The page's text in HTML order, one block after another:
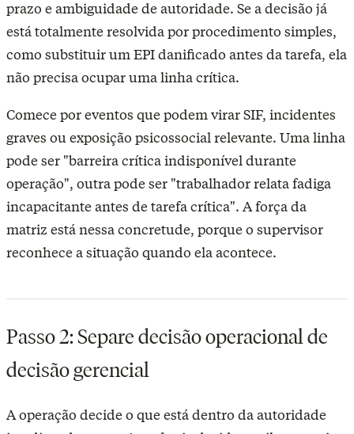
prazo e ambiguidade de autoridade. Se a decisão já
está totalmente resolvida por procedimento simples,
como substituir um EPI danificado antes da tarefa, ela
não precisa ocupar uma linha crítica.
Comece por eventos que podem virar SIF, incidentes
graves ou exposição psicossocial relevante. Uma linha
pode ser "barreira crítica indisponível durante
operação", outra pode ser "trabalhador relata fadiga
incapacitante antes de tarefa crítica". A força da
matriz está nessa concretude, porque o supervisor
reconhece a situação quando ela acontece.
Passo 2: Separe decisão operacional de
decisão gerencial
A operação decide o que está dentro da autoridade